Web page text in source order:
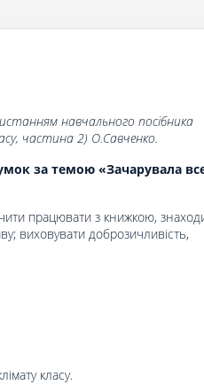
навчального посібника
частина 2) О.Савченко.
за темою «Зачарувала
працювати з книжкою,
виховувати доброзичливість,
класу.